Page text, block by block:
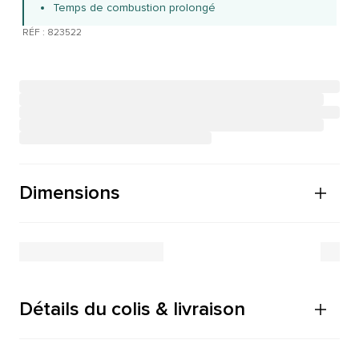
Temps de combustion prolongé
RÉF : 823522
Dimensions
Détails du colis & livraison